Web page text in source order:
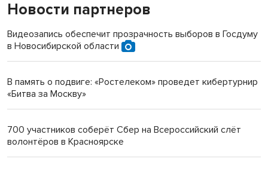
«Мы живём на пастбище!»: в новосибирском селе лошади
терроризируют жителей
Инвалид получил условный срок за избиение врачей
Новости партнеров
Видеозапись обеспечит прозрачность выборов в Госдуму
в Новосибирской области
В память о подвиге: «Ростелеком» проведет кибертурнир
«Битва за Москву»
700 участников соберёт Сбер на Всероссийский слёт
волонтёров в Красноярске